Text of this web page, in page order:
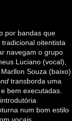
por bandas que
oitentista
navegam o grupo
Luciano (vocal),
Souza (baixo)
transborda uma
bem executadas.
num bom estilo
vocais